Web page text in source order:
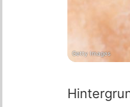
Getty Images